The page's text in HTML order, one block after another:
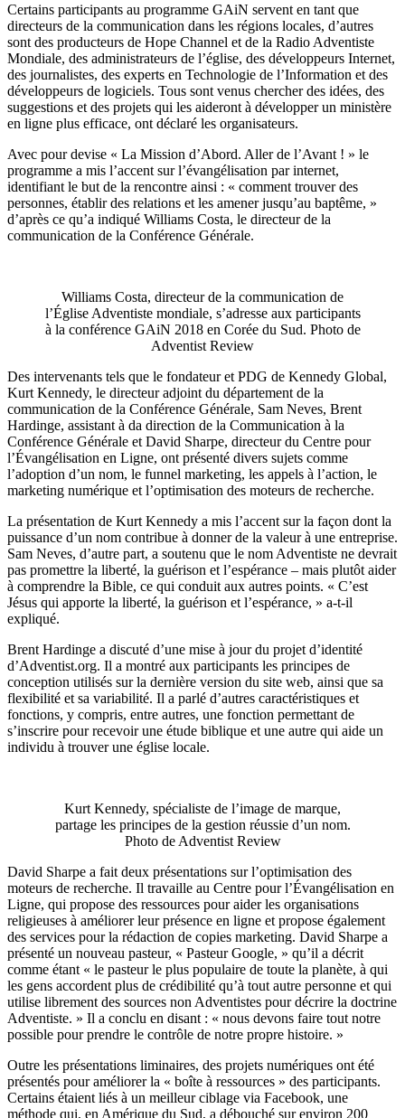
Certains participants au programme GAiN servent en tant que
directeurs de la communication dans les régions locales, d’autres
sont des producteurs de Hope Channel et de la Radio Adventiste
Mondiale, des administrateurs de l’église, des développeurs Internet,
des journalistes, des experts en Technologie de l’Information et des
développeurs de logiciels. Tous sont venus chercher des idées, des
suggestions et des projets qui les aideront à développer un ministère
en ligne plus efficace, ont déclaré les organisateurs.
Avec pour devise « La Mission d’Abord. Aller de l’Avant ! » le
programme a mis l’accent sur l’évangélisation par internet,
identifiant le but de la rencontre ainsi : « comment trouver des
personnes, établir des relations et les amener jusqu’au baptême, »
d’après ce qu’a indiqué Williams Costa, le directeur de la
communication de la Conférence Générale.
Williams Costa, directeur de la communication de
l’Église Adventiste mondiale, s’adresse aux participants
à la conférence GAiN 2018 en Corée du Sud. Photo de
Adventist Review
Des intervenants tels que le fondateur et PDG de Kennedy Global,
Kurt Kennedy, le directeur adjoint du département de la
communication de la Conférence Générale, Sam Neves, Brent
Hardinge, assistant à da direction de la Communication à la
Conférence Générale et David Sharpe, directeur du Centre pour
l’Évangélisation en Ligne, ont présenté divers sujets comme
l’adoption d’un nom, le funnel marketing, les appels à l’action, le
marketing numérique et l’optimisation des moteurs de recherche.
La présentation de Kurt Kennedy a mis l’accent sur la façon dont la
puissance d’un nom contribue à donner de la valeur à une entreprise.
Sam Neves, d’autre part, a soutenu que le nom Adventiste ne devrait
pas promettre la liberté, la guérison et l’espérance – mais plutôt aider
à comprendre la Bible, ce qui conduit aux autres points. « C’est
Jésus qui apporte la liberté, la guérison et l’espérance, » a-t-il
expliqué.
Brent Hardinge a discuté d’une mise à jour du projet d’identité
d’Adventist.org. Il a montré aux participants les principes de
conception utilisés sur la dernière version du site web, ainsi que sa
flexibilité et sa variabilité. Il a parlé d’autres caractéristiques et
fonctions, y compris, entre autres, une fonction permettant de
s’inscrire pour recevoir une étude biblique et une autre qui aide un
individu à trouver une église locale.
Kurt Kennedy, spécialiste de l’image de marque,
partage les principes de la gestion réussie d’un nom.
Photo de Adventist Review
David Sharpe a fait deux présentations sur l’optimisation des
moteurs de recherche. Il travaille au Centre pour l’Évangélisation en
Ligne, qui propose des ressources pour aider les organisations
religieuses à améliorer leur présence en ligne et propose également
des services pour la rédaction de copies marketing. David Sharpe a
présenté un nouveau pasteur, « Pasteur Google, » qu’il a décrit
comme étant « le pasteur le plus populaire de toute la planète, à qui
les gens accordent plus de crédibilité qu’à tout autre personne et qui
utilise librement des sources non Adventistes pour décrire la doctrine
Adventiste. » Il a conclu en disant : « nous devons faire tout notre
possible pour prendre le contrôle de notre propre histoire. »
Outre les présentations liminaires, des projets numériques ont été
présentés pour améliorer la « boîte à ressources » des participants.
Certains étaient liés à un meilleur ciblage via Facebook, une
méthode qui, en Amérique du Sud, a débouché sur environ 200